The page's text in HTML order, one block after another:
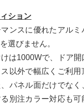
ション
ンスに優れたアル
選びません。
は1000Wで、ドア開
以外で幅広くご利用
パネル面だけでなく
別注カラー対応も